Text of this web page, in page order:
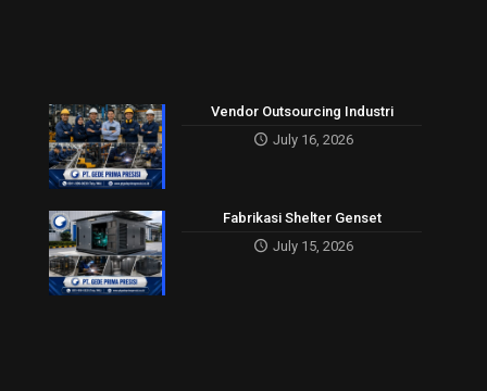
Vendor Outsourcing Industri
July 16, 2026
Fabrikasi Shelter Genset
July 15, 2026